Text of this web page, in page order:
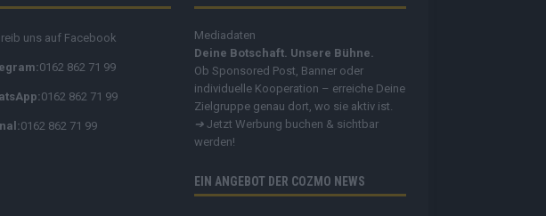
uns auf Facebook
0162 862 71 99
0162 862 71 99
0162 862 71 99
Mediadaten
Deine Botschaft. Unsere Bühne.
Ob Sponsored Post, Banner oder
individuelle Kooperation – erreiche Deine
Zielgruppe genau dort, wo sie aktiv ist.
➔ Jetzt Werbung buchen & sichtbar
werden!
EIN ANGEBOT DER COZMO NEWS